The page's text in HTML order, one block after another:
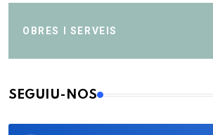
OBRES I SERVEIS
SEGUIU-NOS